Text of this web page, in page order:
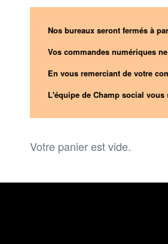
Nos bureaux seront fermés à
Vos commandes numériques
En vous remerciant de votre
L'équipe de Champ social vous
Votre panier est vide.